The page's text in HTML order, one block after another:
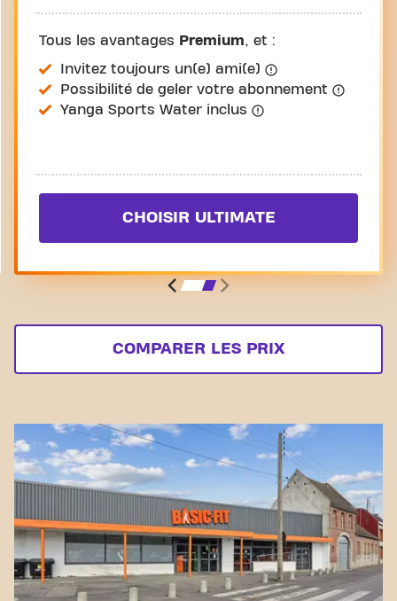
Tous les avantages Premium, et :
Invitez toujours un(e) ami(e)
Possibilité de geler votre abonnement
Yanga Sports Water inclus
CHOISIR ULTIMATE
COMPARER LES PRIX